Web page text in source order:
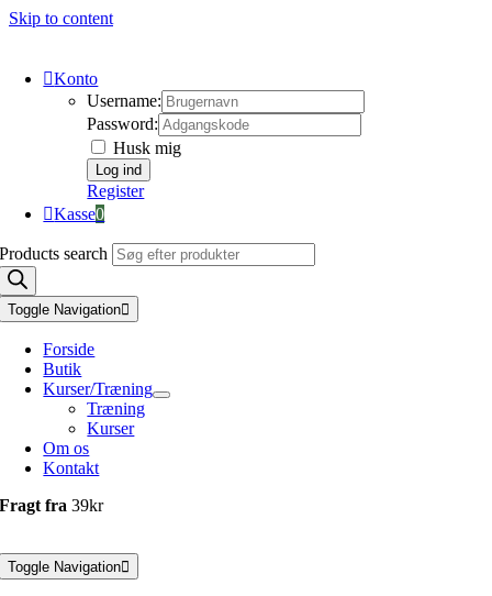
Skip to content
Konto
Username:
Password:
Husk mig
Register
Kasse0
Products search
Toggle Navigation
Forside
Butik
Kurser/Træning
Træning
Kurser
Om os
Kontakt
Fragt fra39kr
Toggle Navigation